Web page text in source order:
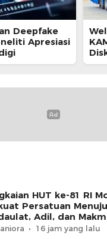
Deepfake
Apresiasi
HUT ke-81 RI
Persatuan
Adil, dan
16 jam yang lalu